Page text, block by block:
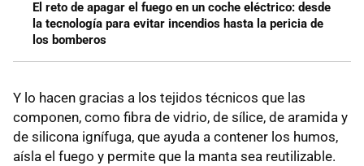
El reto de apagar el fuego en un coche eléctrico: desde
la tecnología para evitar incendios hasta la pericia de
los bomberos
Y lo hacen gracias a los tejidos técnicos que las
componen, como fibra de vidrio, de sílice, de aramida y
de silicona ignífuga, que ayuda a contener los humos,
aísla el fuego y permite que la manta sea reutilizable.